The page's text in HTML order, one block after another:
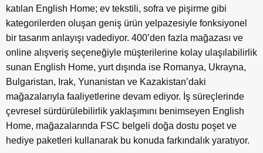
katılan English Home; ev tekstili, sofra ve pişirme gibi
kategorilerden oluşan geniş ürün yelpazesiyle fonksiyonel
bir tasarım anlayışı vadediyor. 400’den fazla mağazası ve
online alışveriş seçeneğiyle müşterilerine kolay ulaşılabilirlik
sunan English Home, yurt dışında ise Romanya, Ukrayna,
Bulgaristan, Irak, Yunanistan ve Kazakistan’daki
mağazalarıyla faaliyetlerine devam ediyor. İş süreçlerinde
çevresel sürdürülebilirlik yaklaşımını benimseyen English
Home, mağazalarında FSC belgeli doğa dostu poşet ve
hediye paketleri kullanarak bu konuda farkındalık yaratıyor.